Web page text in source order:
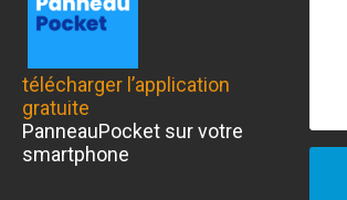
télécharger l’application
gratuite
PanneauPocket sur votre
smartphone